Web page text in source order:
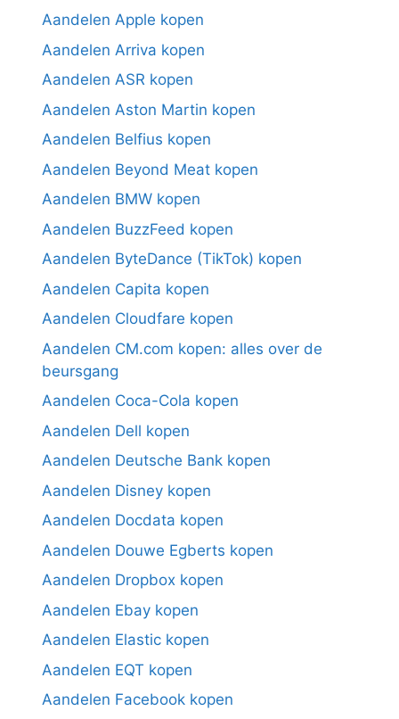
Aandelen Apple kopen
Aandelen Arriva kopen
Aandelen ASR kopen
Aandelen Aston Martin kopen
Aandelen Belfius kopen
Aandelen Beyond Meat kopen
Aandelen BMW kopen
Aandelen BuzzFeed kopen
Aandelen ByteDance (TikTok) kopen
Aandelen Capita kopen
Aandelen Cloudfare kopen
Aandelen CM.com kopen: alles over de
beursgang
Aandelen Coca-Cola kopen
Aandelen Dell kopen
Aandelen Deutsche Bank kopen
Aandelen Disney kopen
Aandelen Docdata kopen
Aandelen Douwe Egberts kopen
Aandelen Dropbox kopen
Aandelen Ebay kopen
Aandelen Elastic kopen
Aandelen EQT kopen
Aandelen Facebook kopen